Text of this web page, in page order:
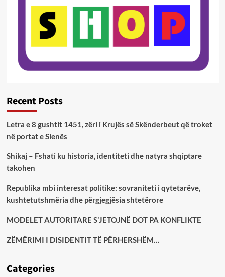
Recent Posts
Letra e 8 gushtit 1451, zëri i Krujës së Skënderbeut që troket
në portat e Sienës
Shikaj – Fshati ku historia, identiteti dhe natyra shqiptare
takohen
Republika mbi interesat politike: sovraniteti i qytetarëve,
kushtetutshmëria dhe përgjegjësia shtetërore
MODELET AUTORITARE S’JETOJNË DOT PA KONFLIKTE
ZËMËRIMI I DISIDENTIT TË PËRHERSHËM…
Categories